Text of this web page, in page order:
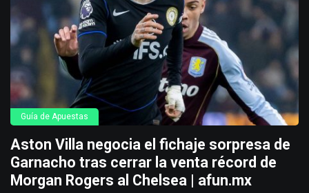
Guía de Apuestas
Aston Villa negocia el fichaje sorpresa de
Garnacho tras cerrar la venta récord de
Morgan Rogers al Chelsea | afun.mx